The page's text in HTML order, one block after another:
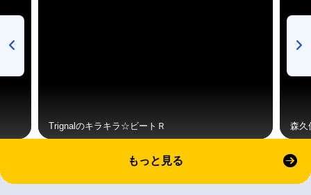
Trignalのキラキラ☆ビートＲ 森久
もっと見る